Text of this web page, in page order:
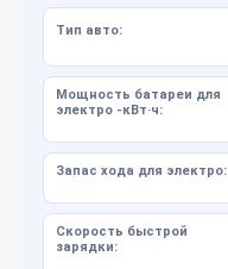
Тип авто:
Мощность батареи для
электро -кВт·ч:
Запас хода для электро:
Скорость быстрой
зарядки: